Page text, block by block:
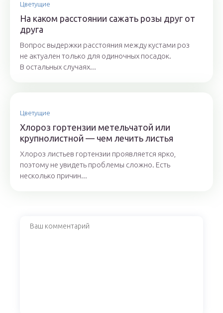
Цветущие
На каком расстоянии сажать розы друг от
друга
Вопрос выдержки расстояния между кустами роз
не актуален только для одиночных посадок.
В остальных случаях...
Цветущие
Хлороз гортензии метельчатой или
крупнолистной — чем лечить листья
Хлороз листьев гортензии проявляется ярко,
поэтому не увидеть проблемы сложно. Есть
несколько причин...